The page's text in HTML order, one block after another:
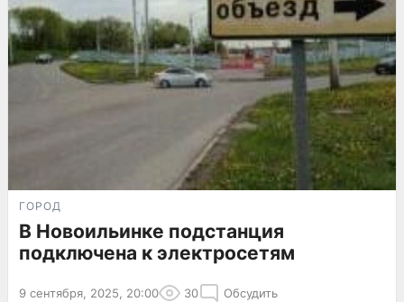
ГОРОД
В Новоильинке подстанция
подключена к электросетям
9 сентября, 2025, 20:00 30 Обсудить